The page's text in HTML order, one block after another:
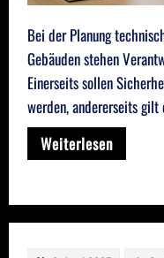
Bei der Planung
Gebäuden stehen
Einerseits sollen
werden, andererseits gilt
Weiterlesen